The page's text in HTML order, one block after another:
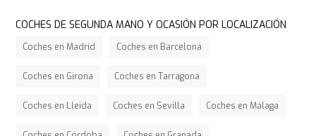
COCHES DE SEGUNDA MANO Y OCASIÓN POR LOCALIZACIÓN
Coches en Madrid Coches en Barcelona
Coches en Girona Coches en Tarragona
Coches en Lleida Coches en Sevilla Coches en Málaga